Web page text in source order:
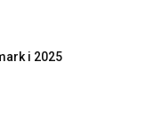
i 2025